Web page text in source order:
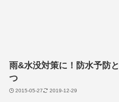
雨&水没対策に！防水予防
つ
2015-05-27 2019-12-29